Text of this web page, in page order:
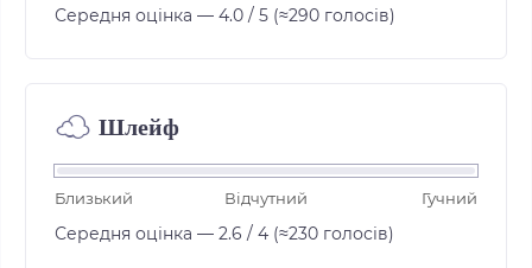
Середня оцінка — 4.0 / 5 (≈290 голосів)
☁︎ Шлейф
Близький Відчутний Гучний
Середня оцінка — 2.6 / 4 (≈230 голосів)